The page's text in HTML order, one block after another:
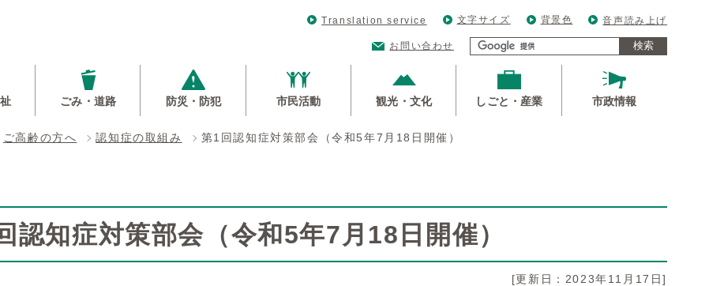
Translation service 文字サイズ 背景色 音声読み上げ
お問い合わせ 検索
ごみ・道路 防災・防犯 市民活動 観光・文化 しごと・産業 市政情報
ご高齢の方へ 認知症の取組み 第1回認知症対策部会（令和5年7月18日開催）
認知症対策部会（令和5年7月18日開催）
[更新日：2023年11月17日]